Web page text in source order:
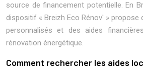
source de financement potentielle. En
dispositif « Breizh Eco Rénov' »
personnalisés et des aides
rénovation énergétique.
Comment rechercher les aides